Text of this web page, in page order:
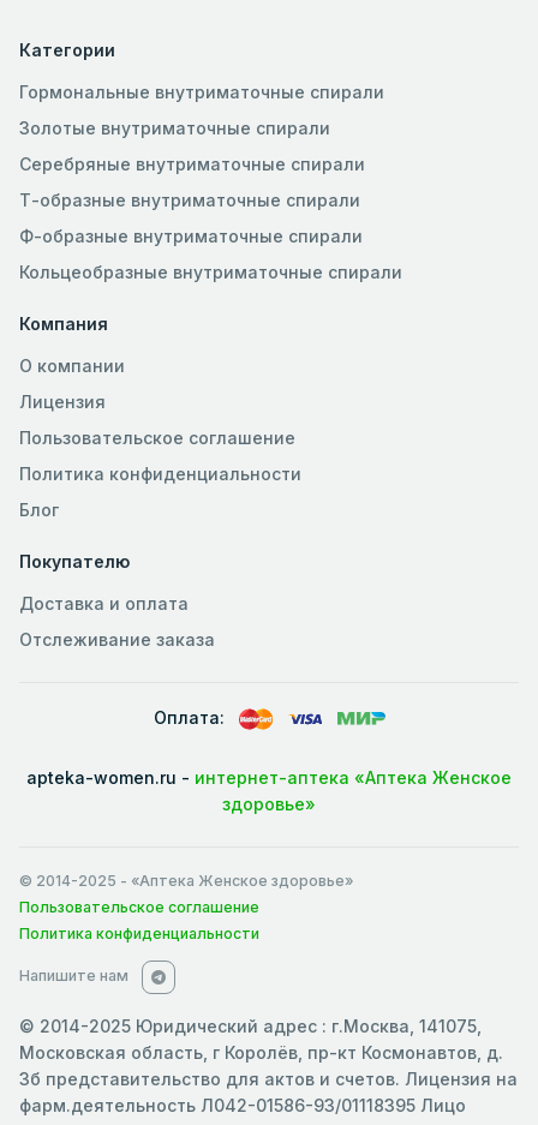
Категории
Гормональные внутриматочные спирали
Золотые внутриматочные спирали
Серебряные внутриматочные спирали
Т-образные внутриматочные спирали
Ф-образные внутриматочные спирали
Кольцеобразные внутриматочные спирали
Компания
О компании
Лицензия
Пользовательское соглашение
Политика конфиденциальности
Блог
Покупателю
Доставка и оплата
Отслеживание заказа
Оплата:
apteka-women.ru - интернет-аптека «Аптека Женское
здоровье»
© 2014-2025 - «Аптека Женское здоровье»
Пользовательское соглашение
Политика конфиденциальности
Напишите нам
© 2014-2025 Юридический адрес : г.Москва, 141075,
Московская область, г Королёв, пр-кт Космонавтов, д.
3б представительство для актов и счетов. Лицензия на
фарм.деятельность Л042-01586-93/01118395 Лицо